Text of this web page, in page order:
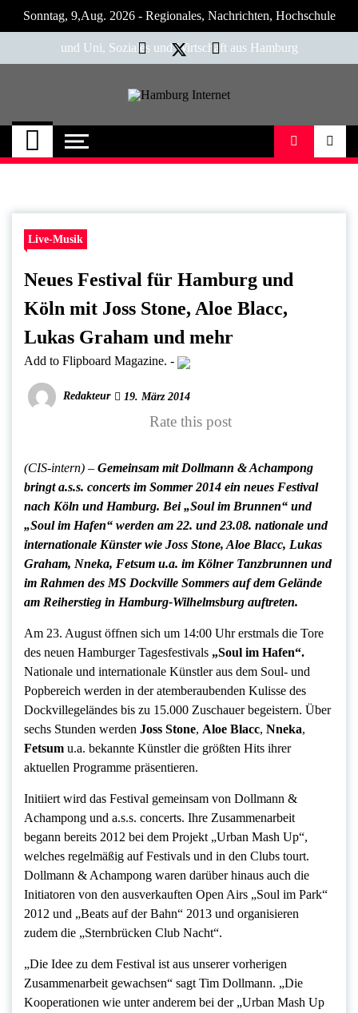
Sonntag, 9,Aug. 2026 - Regionales, Nachrichten, Hochschule
und Uni, Soziales und Wirtschaft aus Hamburg
Hamburg Internet
Neuigkeiten und Nachrichten aus Hamburg
Live-Musik
Neues Festival für Hamburg und
Köln mit Joss Stone, Aloe Blacc,
Lukas Graham und mehr
Add to Flipboard Magazine. -
Redakteur 19. März 2014
Rate this post
(CIS-intern) – Gemeinsam mit Dollmann & Achampong
bringt a.s.s. concerts im Sommer 2014 ein neues Festival
nach Köln und Hamburg. Bei „Soul im Brunnen“ und
„Soul im Hafen“ werden am 22. und 23.08. nationale und
internationale Künster wie Joss Stone, Aloe Blacc, Lukas
Graham, Nneka, Fetsum u.a. im Kölner Tanzbrunnen und
im Rahmen des MS Dockville Sommers auf dem Gelände
am Reiherstieg in Hamburg-Wilhelmsburg auftreten.
Am 23. August öffnen sich um 14:00 Uhr erstmals die Tore
des neuen Hamburger Tagesfestivals „Soul im Hafen“.
Nationale und internationale Künstler aus dem Soul- und
Popbereich werden in der atemberaubenden Kulisse des
Dockvillegeländes bis zu 15.000 Zuschauer begeistern. Über
sechs Stunden werden Joss Stone, Aloe Blacc, Nneka,
Fetsum u.a. bekannte Künstler die größten Hits ihrer
aktuellen Programme präsentieren.
Initiiert wird das Festival gemeinsam von Dollmann &
Achampong und a.s.s. concerts. Ihre Zusammenarbeit
begann bereits 2012 bei dem Projekt „Urban Mash Up“,
welches regelmäßig auf Festivals und in den Clubs tourt.
Dollmann & Achampong waren darüber hinaus auch die
Initiatoren von den ausverkauften Open Airs „Soul im Park“
2012 und „Beats auf der Bahn“ 2013 und organisieren
zudem die „Sternbrücken Club Nacht“.
„Die Idee zu dem Festival ist aus unserer vorherigen
Zusammenarbeit gewachsen“ sagt Tim Dollmann. „Die
Kooperationen wie unter anderem bei der „Urban Mash Up